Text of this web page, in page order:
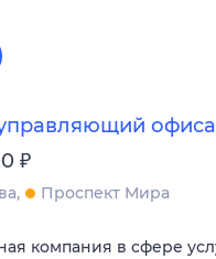
офиса
₽
Проспект Мира
компания в сфере